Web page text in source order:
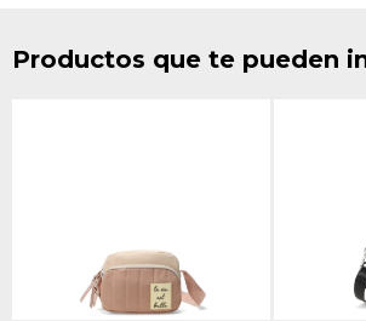
Productos que te pueden